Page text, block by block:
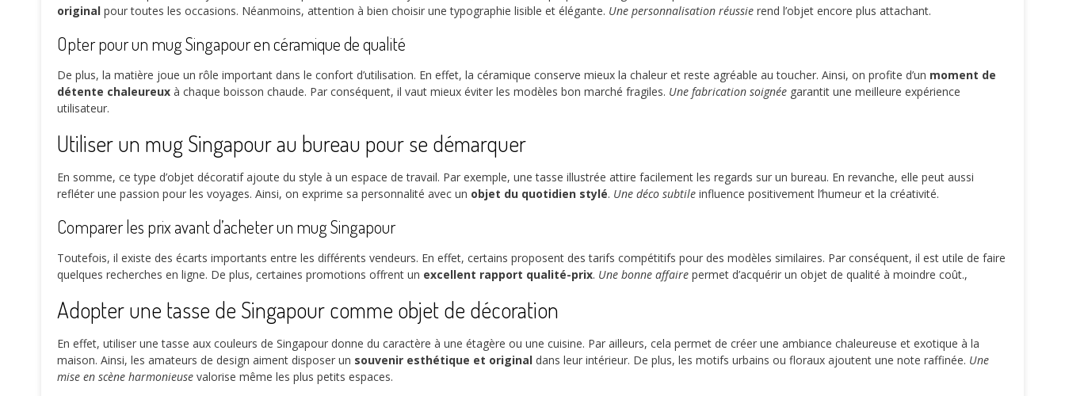
original pour toutes les occasions. Néanmoins, attention à bien choisir une typographie lisible et élégante. Une personnalisation réussie rend l’objet encore plus attachant.
Opter pour un mug Singapour en céramique de qualité
De plus, la matière joue un rôle important dans le confort d’utilisation. En effet, la céramique conserve mieux la chaleur et reste agréable au toucher. Ainsi, on profite d’un moment de
détente chaleureux à chaque boisson chaude. Par conséquent, il vaut mieux éviter les modèles bon marché fragiles. Une fabrication soignée garantit une meilleure expérience
utilisateur.
Utiliser un mug Singapour au bureau pour se démarquer
En somme, ce type d’objet décoratif ajoute du style à un espace de travail. Par exemple, une tasse illustrée attire facilement les regards sur un bureau. En revanche, elle peut aussi
refléter une passion pour les voyages. Ainsi, on exprime sa personnalité avec un objet du quotidien stylé. Une déco subtile influence positivement l’humeur et la créativité.
Comparer les prix avant d’acheter un mug Singapour
Toutefois, il existe des écarts importants entre les différents vendeurs. En effet, certains proposent des tarifs compétitifs pour des modèles similaires. Par conséquent, il est utile de faire
quelques recherches en ligne. De plus, certaines promotions offrent un excellent rapport qualité-prix. Une bonne affaire permet d’acquérir un objet de qualité à moindre coût.,
Adopter une tasse de Singapour comme objet de décoration
En effet, utiliser une tasse aux couleurs de Singapour donne du caractère à une étagère ou une cuisine. Par ailleurs, cela permet de créer une ambiance chaleureuse et exotique à la
maison. Ainsi, les amateurs de design aiment disposer un souvenir esthétique et original dans leur intérieur. De plus, les motifs urbains ou floraux ajoutent une note raffinée. Une
mise en scène harmonieuse valorise même les plus petits espaces.